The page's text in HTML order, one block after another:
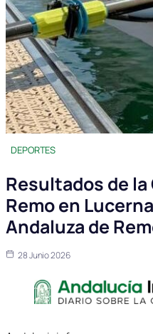
DEPORTES
Resultados de la
Remo en
Andaluza de
28 Junio 2026